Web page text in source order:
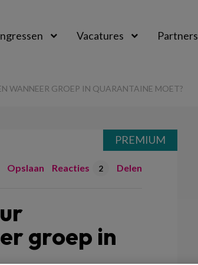
Vacatures Partners
WANNEER GROEP IN QUARANTAINE MOET?
Opslaan Reacties 2 Delen
groep in
PREMIUM